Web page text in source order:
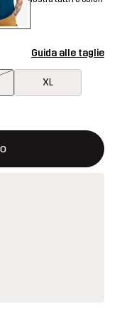
Guida alle taglie
XL
un nuovo articolo nel